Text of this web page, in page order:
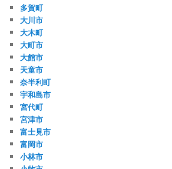
多賀町
大川市
大木町
大町市
大館市
天童市
奈半利町
宇和島市
宮代町
宮津市
富士見市
富岡市
小林市